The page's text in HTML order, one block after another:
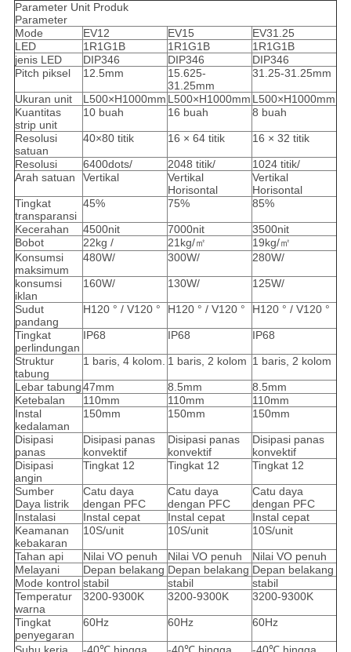
Parameter Unit Produk
Parameter
Mode
EV12 EV15
EV31.25
LED
1R1G1B 1R1G1B
1R1G1B
jenis LED
DIP346 DIP346
DIP346
Pitch piksel
12.5mm
15.625-
31.25mm
31.25-31.25mm
Ukuran unit L500×H1000mm L500×H1000mm L500×H1000mm
Kuantitas
strip unit
10 buah 16 buah 8 buah
Resolusi
satuan
40×80 titik 16 × 64 titik 16 × 32 titik
Resolusi 6400dots/ 2048 titik/
1024 titik/
Arah satuan
Vertikal
Vertikal
Horisontal
Vertikal
Horisontal
Tingkat
transparansi
45% 75% 85%
Kecerahan 4500nit 7000nit
3500nit
Bobot
22kg / 21kg/㎡
19kg/㎡
Konsumsi
maksimum
480W/ 300W/ 280W/
konsumsi
iklan
160W/ 130W/ 125W/
Sudut
pandang
H120 ° / V120 ° H120 ° / V120 ° H120 ° / V120 °
Tingkat
perlindungan
IP68 IP68 IP68
Struktur
tabung
1 baris, 4 kolom. 1 baris, 2 kolom 1 baris, 2 kolom
Lebar tabung47mm 8.5mm
8.5mm
Ketebalan
110mm 110mm
110mm
Instal
kedalaman
150mm 150mm 150mm
Disipasi
panas
Disipasi panas
konvektif
Disipasi panas
konvektif
Disipasi panas
konvektif
Disipasi
angin
Tingkat 12 Tingkat 12 Tingkat 12
Sumber
Daya listrik
Catu daya
dengan PFC
Catu daya
dengan PFC
Catu daya
dengan PFC
Instalasi
Instal cepat Instal cepat
Instal cepat
Keamanan
kebakaran
10S/unit 10S/unit 10S/unit
Tahan api Nilai VO penuh Nilai VO penuh
Nilai VO penuh
Melayani
Depan belakang Depan belakang Depan belakang
Mode kontrol stabil stabil
stabil
Temperatur
warna
3200-9300K 3200-9300K 3200-9300K
Tingkat
penyegaran
60Hz 60Hz 60Hz